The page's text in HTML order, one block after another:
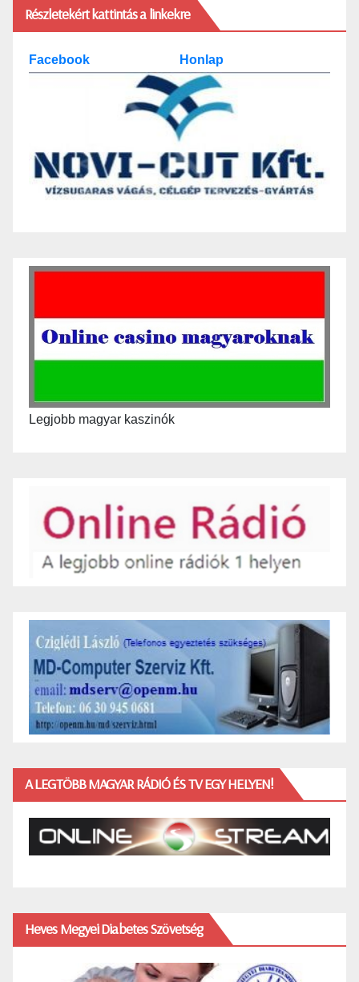
Részletekért kattintás a linkekre
Facebook Honlap
Legjobb magyar kaszinók
A LEGTÖBB MAGYAR RÁDIÓ ÉS TV EGY HELYEN!
Heves Megyei Diabetes Szövetség